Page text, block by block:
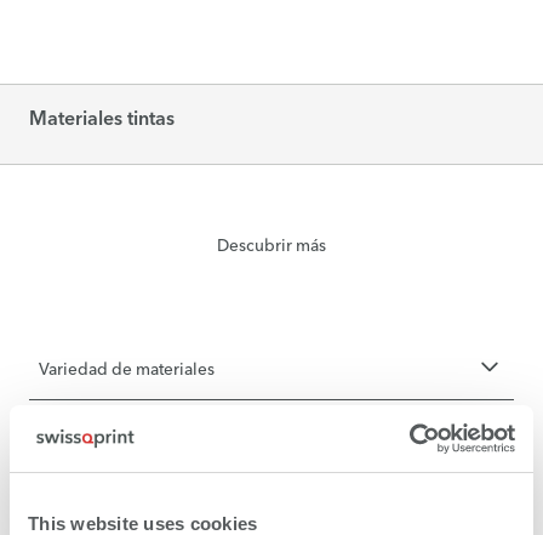
This website uses cookies
Materiales tintas
Descubrir más
Variedad de materiales
Colores